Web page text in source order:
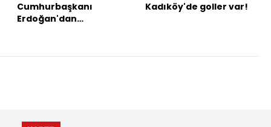
Cumhurbaşkanı
Erdoğan'dan
Kadıköy'de goller var!